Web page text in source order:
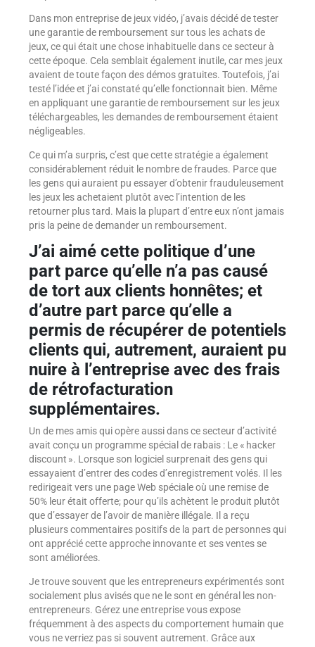
Dans mon entreprise de jeux vidéo, j’avais décidé de tester
une garantie de remboursement sur tous les achats de
jeux, ce qui était une chose inhabituelle dans ce secteur à
cette époque. Cela semblait également inutile, car mes jeux
avaient de toute façon des démos gratuites. Toutefois, j’ai
testé l’idée et j’ai constaté qu’elle fonctionnait bien. Même
en appliquant une garantie de remboursement sur les jeux
téléchargeables, les demandes de remboursement étaient
négligeables.
Ce qui m’a surpris, c’est que cette stratégie a également
considérablement réduit le nombre de fraudes. Parce que
les gens qui auraient pu essayer d’obtenir frauduleusement
les jeux les achetaient plutôt avec l’intention de les
retourner plus tard. Mais la plupart d’entre eux n’ont jamais
pris la peine de demander un remboursement.
J’ai aimé cette politique d’une
part parce qu’elle n’a pas causé
de tort aux clients honnêtes; et
d’autre part parce qu’elle a
permis de récupérer de potentiels
clients qui, autrement, auraient pu
nuire à l’entreprise avec des frais
de rétrofacturation
supplémentaires.
Un de mes amis qui opère aussi dans ce secteur d’activité
avait conçu un programme spécial de rabais : Le « hacker
discount ». Lorsque son logiciel surprenait des gens qui
essayaient d’entrer des codes d’enregistrement volés. Il les
redirigeait vers une page Web spéciale où une remise de
50% leur était offerte; pour qu’ils achètent le produit plutôt
que d’essayer de l’avoir de manière illégale. Il a reçu
plusieurs commentaires positifs de la part de personnes qui
ont apprécié cette approche innovante et ses ventes se
sont améliorées.
Je trouve souvent que les entrepreneurs expérimentés sont
socialement plus avisés que ne le sont en général les non-
entrepreneurs. Gérez une entreprise vous expose
fréquemment à des aspects du comportement humain que
vous ne verriez pas si souvent autrement. Grâce aux